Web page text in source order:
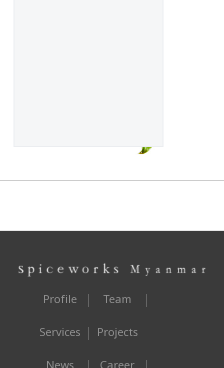
Profile
Team
Services
Projects